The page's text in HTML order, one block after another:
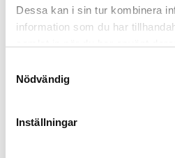
Dessa kan i sin tur kombinera
information som du har
Nödvändig
Inställningar